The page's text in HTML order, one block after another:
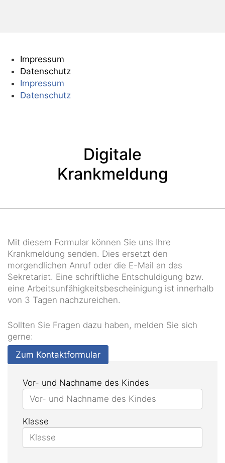
Impressum
Datenschutz
Impressum
Datenschutz
Digitale
Krankmeldung
Vor- und Nachname des Kindes
Klasse
Mit diesem Formular können Sie uns Ihre
Krankmeldung senden. Dies ersetzt den
morgendlichen Anruf oder die E-Mail an das
Sekretariat. Eine schriftliche Entschuldigung bzw.
eine Arbeitsunfähigkeitsbescheinigung ist innerhalb
von 3 Tagen nachzureichen.
Sollten Sie Fragen dazu haben, melden Sie sich
gerne:
Zum Kontaktformular